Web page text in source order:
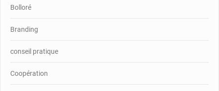
Bolloré
Branding
conseil pratique
Coopération